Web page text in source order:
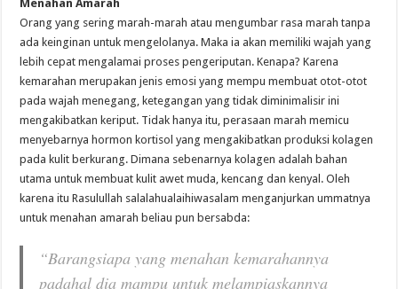
Menahan Amarah
Orang yang sering marah-marah atau mengumbar rasa marah tanpa
ada keinginan untuk mengelolanya. Maka ia akan memiliki wajah yang
lebih cepat mengalamai proses pengeriputan. Kenapa? Karena
kemarahan merupakan jenis emosi yang mempu membuat otot-otot
pada wajah menegang, ketegangan yang tidak diminimalisir ini
mengakibatkan keriput. Tidak hanya itu, perasaan marah memicu
menyebarnya hormon kortisol yang mengakibatkan produksi kolagen
pada kulit berkurang. Dimana sebenarnya kolagen adalah bahan
utama untuk membuat kulit awet muda, kencang dan kenyal. Oleh
karena itu Rasulullah salalahualaihiwasalam menganjurkan ummatnya
untuk menahan amarah beliau pun bersabda:
“Barangsiapa yang menahan kemarahannya
padahal dia mampu untuk melampiaskannya